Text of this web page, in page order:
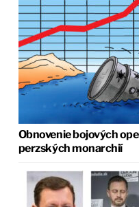
Obnovenie bojových
perzských monarchií